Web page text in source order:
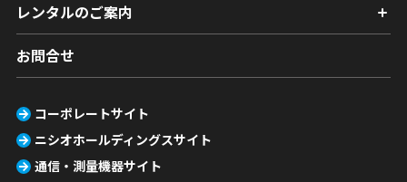
レンタルのご案内
お問合せ
コーポレートサイト
ニシオホールディングスサイト
通信・測量機器サイト